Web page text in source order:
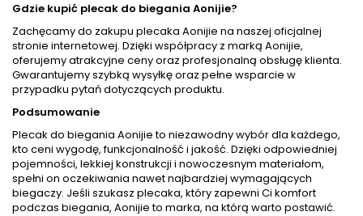
Gdzie kupić plecak do biegania Aonijie?
Zachęcamy do zakupu plecaka Aonijie na naszej oficjalnej
stronie internetowej. Dzięki współpracy z marką Aonijie,
oferujemy atrakcyjne ceny oraz profesjonalną obsługę klienta.
Gwarantujemy szybką wysyłkę oraz pełne wsparcie w
przypadku pytań dotyczących produktu.
Podsumowanie
Plecak do biegania Aonijie to niezawodny wybór dla każdego,
kto ceni wygodę, funkcjonalność i jakość. Dzięki odpowiedniej
pojemności, lekkiej konstrukcji i nowoczesnym materiałom,
spełni on oczekiwania nawet najbardziej wymagających
biegaczy. Jeśli szukasz plecaka, który zapewni Ci komfort
podczas biegania, Aonijie to marka, na którą warto postawić.